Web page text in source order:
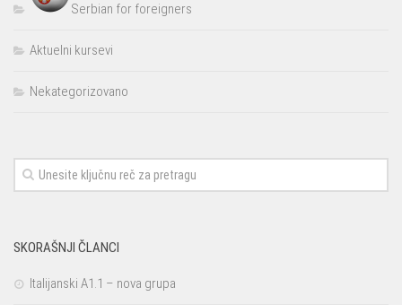
Serbian for foreigners
Aktuelni kursevi
Nekategorizovano
SKORAŠNJI ČLANCI
Italijanski A1.1 – nova grupa